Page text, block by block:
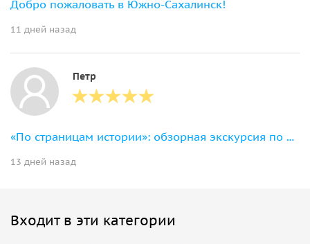
Добро пожаловать в Южно-Сахалинск!
11 дней назад
Петр
«По страницам истории»: обзорная экскурсия по Южно-Сахалинску
13 дней назад
Входит в эти категории